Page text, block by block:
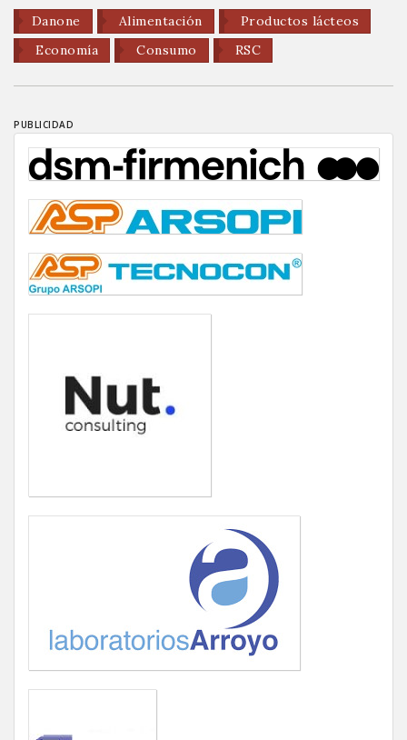
Danone
Alimentación
Productos lácteos
Economía
Consumo RSC
PUBLICIDAD